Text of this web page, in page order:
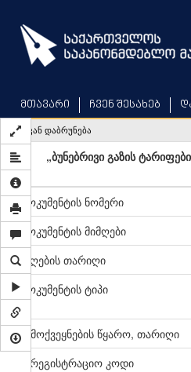
main
content
მთავარი ჩვენ შესახებ
უკან დაბრუნება
„ბუნებრივი გაზის
დოკუმენტის ნომერი
დოკუმენტის მიმღები
მიღების თარიღი
დოკუმენტის ტიპი
გამოქვეყნების წყარო, თარიღი
სარეგისტრაციო კოდი